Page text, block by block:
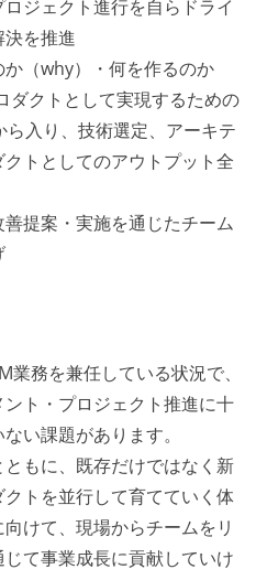
ジェクト進行を自らドライ
を推進
（why）・何を作るのか
ダクトとして実現するための
入り、技術選定、アーキテ
トとしてのアウトプット全
提案・実施を通じたチーム
務を兼任している状況で、
ト・プロジェクト推進に十
い課題があります。
もに、既存だけではなく新
トを並行して育てていく体
けて、現場からチームをリ
て事業成長に貢献していけ